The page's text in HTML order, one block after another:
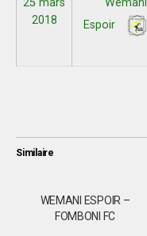
25 mars
2018
Wemani
Espoir
Similaire
WEMANI ESPOIR –
FOMBONI FC